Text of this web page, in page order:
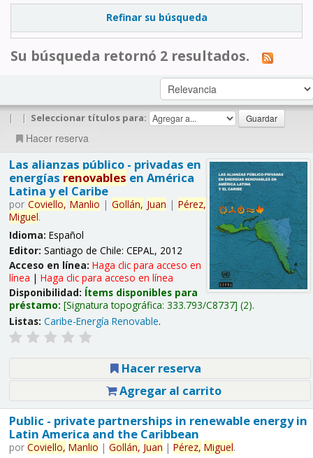
Refinar su búsqueda
Su búsqueda retornó 2 resultados.
| | Seleccionar títulos para:
Hacer reserva
Las alianzas público - privadas en
energías renovables en América
Latina y el Caribe
por Coviello, Manlio | Gollán, Juan | Pérez,
Miguel.
Idioma: Español
Editor: Santiago de Chile: CEPAL, 2012
Acceso en línea: Haga clic para acceso en
línea | Haga clic para acceso en línea
Disponibilidad: Ítems disponibles para
préstamo: Signatura topográfica: 333.793/C8737 (2).
Listas: Caribe-Energía Renovable.
Hacer reserva
Agregar al carrito
Public - private partnerships in renewable energy in
Latin America and the Caribbean
por Coviello, Manlio | Gollán, Juan | Pérez, Miguel.